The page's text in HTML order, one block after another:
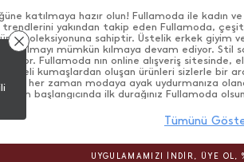
katılmaya hazır olun! Fullamoda ile kadın
yakından takip eden Fullamoda,
koleksiyonuna sahiptir. Üstelik erkek giyim
olmayı mümkün kılmaya devam ediyor.
Fullamoda nın online alışveriş
kaliteli kumaşlardan oluşan ürünleri sizlerle bir
her zaman modaya ayak uydurmanıza
başlangıcında ilk durağınız Fullamoda
herkesi özgün tasarımlar şıklığın kilit
stilinize hitap eden geniş ürün yelpazesine
nın ayrıcalıklı kadın ve erkekler için özel
dilediğiniz yerde kendinizi konforun içinde
Tümünü
UYGULAMAMIZI İNDİR, ÜYE OL,